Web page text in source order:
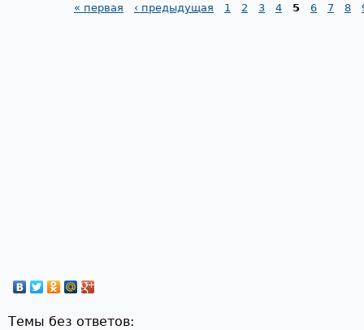
« первая ‹ предыдущая 1 2 3 4 5 6 7 8
Темы без ответов: